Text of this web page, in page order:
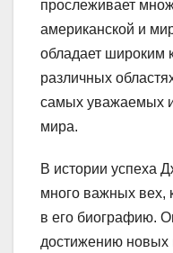
прослеживает
американской и
обладает широким
различных
самых уважаемых
мира.
В истории успеха
много важных вех,
в его биографию.
достижению новых